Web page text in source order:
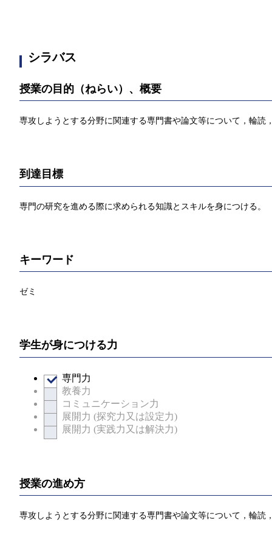
シラバス
授業の目的（ねらい）、概要
専攻しようとする分野に関連する専門書や論文等について，輪読
到達目標
専門の研究を進める際に求められる知識とスキルを身につける。
キーワード
ゼミ
学生が身につける力
専門力
教養力
コミュニケーション力
展開力 (探究力又は設定力)
展開力 (実践力又は解決力)
授業の進め方
専攻しようとする分野に関連する専門書や論文等について，輪読